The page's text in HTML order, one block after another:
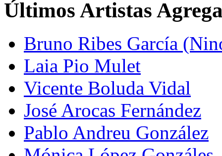
Últimos Artistas
Bruno Ribes García
Laia Pio Mulet
Vicente Boluda Vidal
José Arocas Fernández
Pablo Andreu González